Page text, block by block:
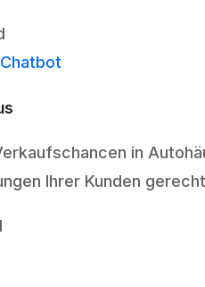
in
Ihrer Kunden